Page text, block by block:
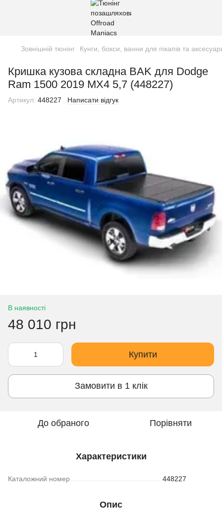
Зовнішній тюнінг Кунги, бокси, ванни для пікапів та
Кришка кузова складна BAK для Dodge
Ram 1500 2019 MX4 5,7 (448227)
Артикул: 448227 Написати відгук
В наявності
48 010 грн
Купити
Замовити в 1 клік
До обраного Порівняти
Характеристики
Каталожний номер 448227
Опис